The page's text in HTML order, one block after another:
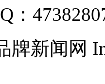
：
牌新闻网